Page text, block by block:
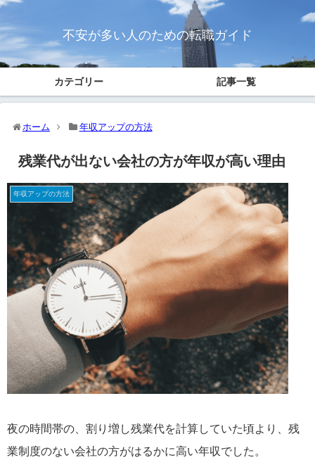
不安が多い人のための転職ガイド
カテゴリー 記事一覧
ホーム 年収アップの方法
残業代が出ない会社の方が年収が高い理由
年収アップの方法
夜の時間帯の、割り増し残業代を計算していた頃より、残
業制度のない会社の方がはるかに高い年収でした。